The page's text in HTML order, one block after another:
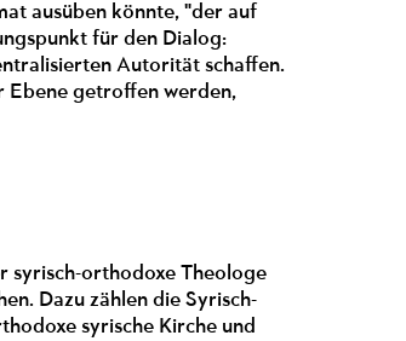
ausüben könnte, "der auf
für den Dialog:
Autorität schaffen.
Ebene getroffen werden,
syrisch-orthodoxe Theologe
Dazu zählen die Syrisch-
syrische Kirche und